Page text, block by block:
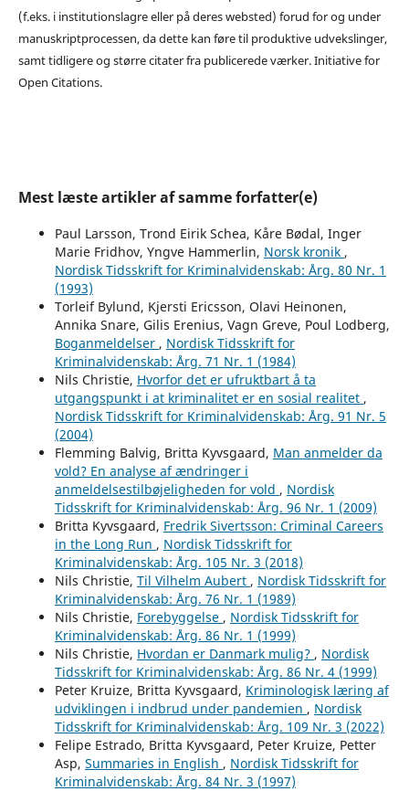
(f.eks. i institutionslagre eller på deres websted) forud for og under
manuskriptprocessen, da dette kan føre til produktive udvekslinger,
samt tidligere og større citater fra publicerede værker. Initiative for
Open Citations.
Mest læste artikler af samme forfatter(e)
Paul Larsson, Trond Eirik Schea, Kåre Bødal, Inger
Marie Fridhov, Yngve Hammerlin, Norsk kronik ,
Nordisk Tidsskrift for Kriminalvidenskab: Årg. 80 Nr. 1
(1993)
Torleif Bylund, Kjersti Ericsson, Olavi Heinonen,
Annika Snare, Gilis Erenius, Vagn Greve, Poul Lodberg,
Boganmeldelser , Nordisk Tidsskrift for
Kriminalvidenskab: Årg. 71 Nr. 1 (1984)
Nils Christie, Hvorfor det er ufruktbart å ta
utgangspunkt i at kriminalitet er en sosial realitet ,
Nordisk Tidsskrift for Kriminalvidenskab: Årg. 91 Nr. 5
(2004)
Flemming Balvig, Britta Kyvsgaard, Man anmelder da
vold? En analyse af ændringer i
anmeldelsestilbøjeligheden for vold , Nordisk
Tidsskrift for Kriminalvidenskab: Årg. 96 Nr. 1 (2009)
Britta Kyvsgaard, Fredrik Sivertsson: Criminal Careers
in the Long Run , Nordisk Tidsskrift for
Kriminalvidenskab: Årg. 105 Nr. 3 (2018)
Nils Christie, Til Vilhelm Aubert , Nordisk Tidsskrift for
Kriminalvidenskab: Årg. 76 Nr. 1 (1989)
Nils Christie, Forebyggelse , Nordisk Tidsskrift for
Kriminalvidenskab: Årg. 86 Nr. 1 (1999)
Nils Christie, Hvordan er Danmark mulig? , Nordisk
Tidsskrift for Kriminalvidenskab: Årg. 86 Nr. 4 (1999)
Peter Kruize, Britta Kyvsgaard, Kriminologisk læring af
udviklingen i indbrud under pandemien , Nordisk
Tidsskrift for Kriminalvidenskab: Årg. 109 Nr. 3 (2022)
Felipe Estrado, Britta Kyvsgaard, Peter Kruize, Petter
Asp, Summaries in English , Nordisk Tidsskrift for
Kriminalvidenskab: Årg. 84 Nr. 3 (1997)